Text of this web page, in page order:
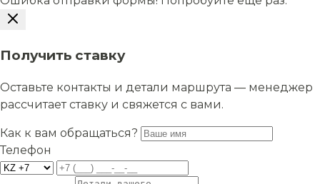
Получить ставку
Оставьте контакты и детали маршрута — менеджер
рассчитает ставку и свяжется с вами.
Как к вам обращаться?
Телефон